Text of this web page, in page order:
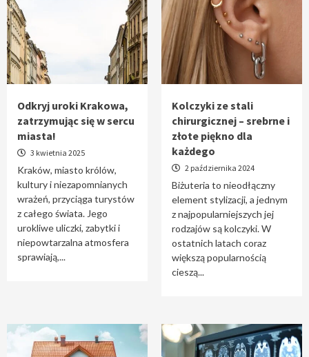
Odkryj uroki Krakowa,
zatrzymując się w sercu
miasta!
3 kwietnia 2025
Kraków, miasto królów,
kultury i niezapomnianych
wrażeń, przyciąga turystów
z całego świata. Jego
urokliwe uliczki, zabytki i
niepowtarzalna atmosfera
sprawiają,...
Kolczyki ze stali
chirurgicznej – srebrne i
złote piękno dla
każdego
2 października 2024
Biżuteria to nieodłączny
element stylizacji, a jednym
z najpopularniejszych jej
rodzajów są kolczyki. W
ostatnich latach coraz
większą popularnością
cieszą...